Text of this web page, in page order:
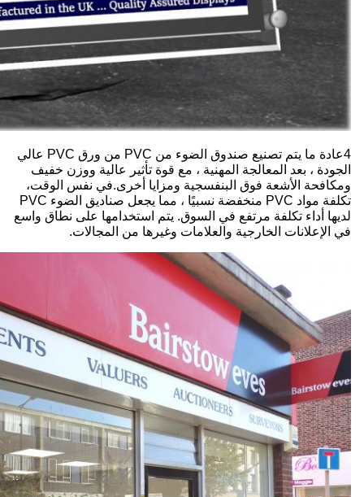
4عادة ما يتم تصنيع صندوق الضوء من PVC من ورق PVC عالي
الجودة ، بعد المعالجة المهنية ، مع قوة تأثير عالية ووزن خفيف
ومكافحة الأشعة فوق البنفسجية ومزايا أخرى.في نفس الوقت،
تكلفة مواد PVC منخفضة نسبيًا ، مما يجعل صناديق الضوء PVC
لديها أداء تكلفة مرتفع في السوق. يتم استخدامها على نطاق واسع
في الإعلانات الخارجية والعلامات وغيرها من المجالات.